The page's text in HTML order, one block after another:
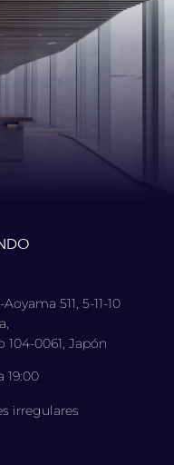
511, 5-11-10
104-0061, Japón
19:00
irregulares